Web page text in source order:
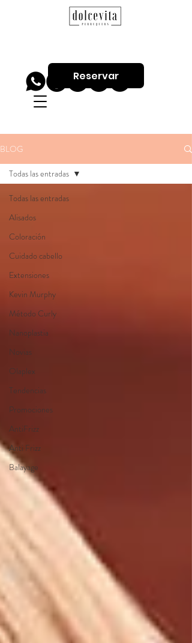
Reservar
BLOG
Todas las entradas
Alisados
Coloración
Cuidado cabello
Extensiones
Kevin Murphy
Método Curly
Nanoplastia
Novias
Olaplex
Tendencias
Promociones
AntiFrizz
Anti Frizz
Balayage
Todas las entradas